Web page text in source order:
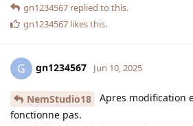
gn1234567 replied to this.
gn1234567 likes this.
G gn1234567 Jun 10, 2025
NemStudio18
Apres modification
fonctionne pas.